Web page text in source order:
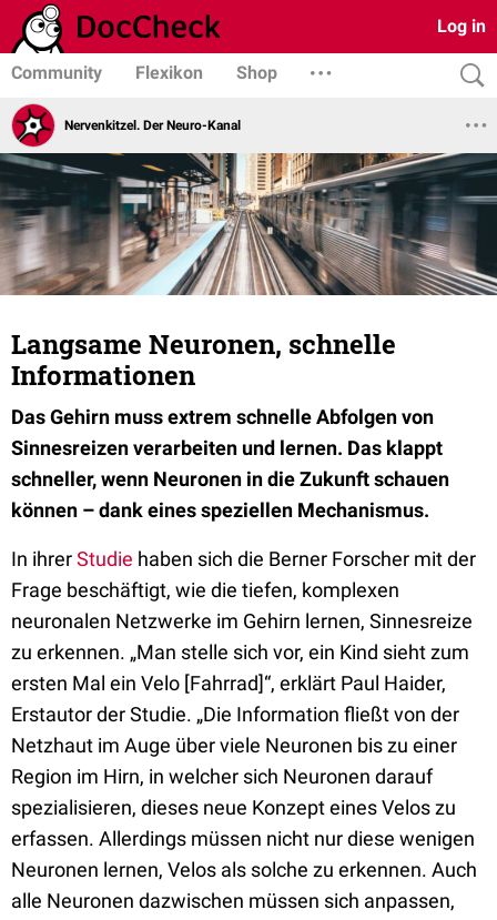
Log in
Community Flexikon Shop
Nervenkitzel. Der Neuro-Kanal
Langsame Neuronen, schnelle
Informationen
Das Gehirn muss extrem schnelle Abfolgen von
Sinnesreizen verarbeiten und lernen. Das klappt
schneller, wenn Neuronen in die Zukunft schauen
können – dank eines speziellen Mechanismus.
In ihrerStudie haben sich die Berner Forscher mit der
Frage beschäftigt, wie die tiefen, komplexen
neuronalen Netzwerke im Gehirn lernen, Sinnesreize
zu erkennen. „Man stelle sich vor, ein Kind sieht zum
ersten Mal ein Velo [Fahrrad]“, erklärt Paul Haider,
Erstautor der Studie. „Die Information fließt von der
Netzhaut im Auge über viele Neuronen bis zu einer
Region im Hirn, in welcher sich Neuronen darauf
spezialisieren, dieses neue Konzept eines Velos zu
erfassen. Allerdings müssen nicht nur diese wenigen
Neuronen lernen, Velos als solche zu erkennen. Auch
alle Neuronen dazwischen müssen sich anpassen,